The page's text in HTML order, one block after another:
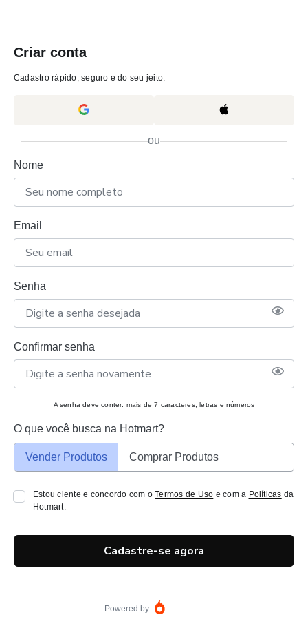
Criar conta
Cadastro rápido, seguro e do seu jeito.
ou
Nome
Email
Senha
Confirmar senha
A senha deve conter: mais de 7 caracteres, letras e números
O que você busca na Hotmart?
Vender Produtos Comprar Produtos
Estou ciente e concordo com oTermos de Uso e com a Políticas da
Hotmart.
Cadastre-se agora
Powered by